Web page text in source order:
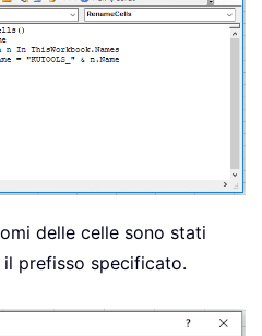
delle celle sono stati
prefisso specificato.